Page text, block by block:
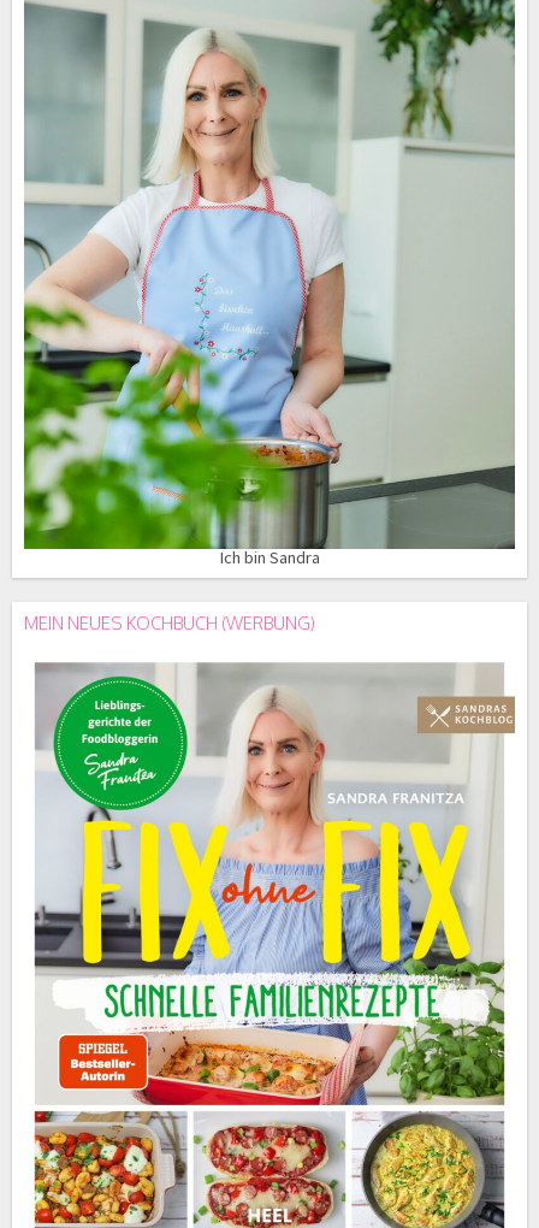
Ich bin Sandra
MEIN NEUES KOCHBUCH (WERBUNG)